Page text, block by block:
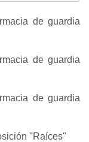
de guardia
de guardia
de guardia
"Raíces"